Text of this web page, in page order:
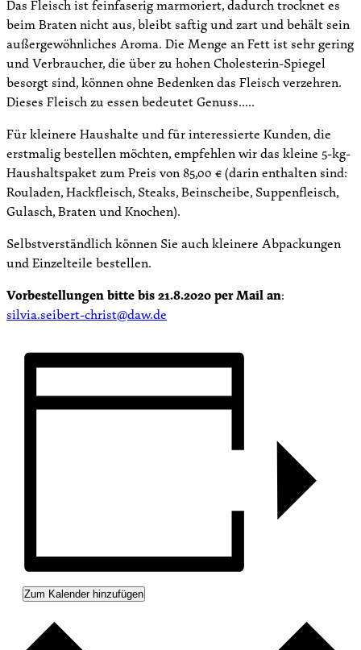
Das Fleisch ist feinfaserig marmoriert, dadurch trocknet es
beim Braten nicht aus, bleibt saftig und zart und behält sein
außergewöhnliches Aroma. Die Menge an Fett ist sehr gering
und Verbraucher, die über zu hohen Cholesterin-Spiegel
besorgt sind, können ohne Bedenken das Fleisch verzehren.
Dieses Fleisch zu essen bedeutet Genuss…..
Für kleinere Haushalte und für interessierte Kunden, die
erstmalig bestellen möchten, empfehlen wir das kleine 5-kg-
Haushaltspaket zum Preis von 85,00 € (darin enthalten sind:
Rouladen, Hackfleisch, Steaks, Beinscheibe, Suppenfleisch,
Gulasch, Braten und Knochen).
Selbstverständlich können Sie auch kleinere Abpackungen
und Einzelteile bestellen.
Vorbestellungen bitte bis 21.8.2020 per Mail an:
silvia.seibert-christ@daw.de
Zum Kalender hinzufügen